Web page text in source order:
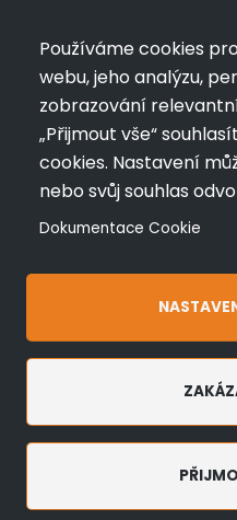
info@profimk.eu
Používáme cookies
webu, jeho analýzu,
zobrazování
„Přijmout vše“
cookies. Nastavení
nebo svůj souhlas
Dokumentace Cookie
© 2026 PROFI.MK